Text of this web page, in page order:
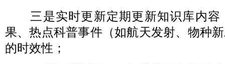
三是实时更新定期更新知识库内容
果、热点科普事件（如航天发射、物种
的时效性；